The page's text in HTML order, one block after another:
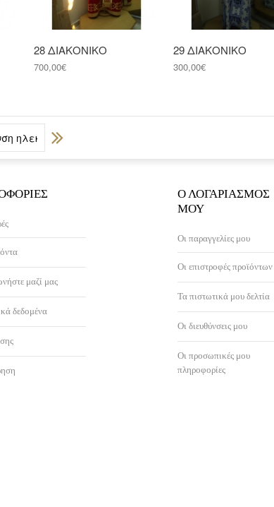
28 ΔΙΑΚΟΝΙΚΟ
700,00€
29 ΔΙΑΚΟΝΙΚΟ
300,00€
μαζί μας
δεδομένα
Ο ΛΟΓΑΡΙΑΣΜΌΣ
ΜΟΥ
Οι παραγγελίες μου
Οι επιστροφές
Τα πιστωτικά μου δελτία
Οι διευθύνσεις μου
Οι προσωπικές μου
πληροφορίες